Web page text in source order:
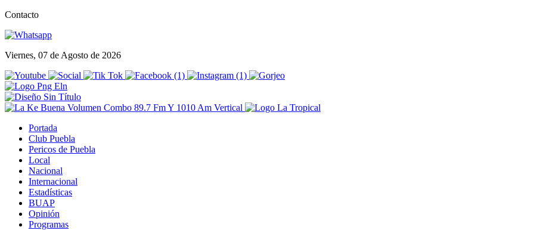
Contacto
Viernes, 07 de Agosto de 2026
Portada
Club Puebla
Pericos de Puebla
Local
Nacional
Internacional
Estadísticas
BUAP
Opinión
Programas